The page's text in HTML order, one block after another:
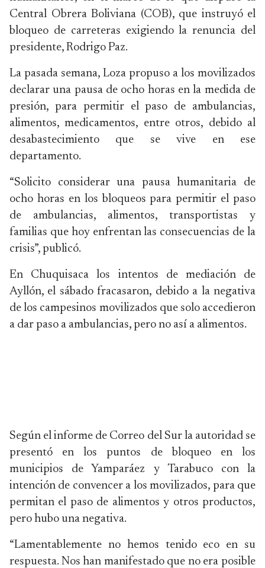
Central Obrera Boliviana (COB), que instruyó el
bloqueo de carreteras exigiendo la renuncia del
presidente, Rodrigo Paz.
La pasada semana, Loza propuso a los movilizados
declarar una pausa de ocho horas en la medida de
presión, para permitir el paso de ambulancias,
alimentos, medicamentos, entre otros, debido al
desabastecimiento que se vive en ese
departamento.
“Solicito considerar una pausa humanitaria de
ocho horas en los bloqueos para permitir el paso
de ambulancias, alimentos, transportistas y
familias que hoy enfrentan las consecuencias de la
crisis”, publicó.
En Chuquisaca los intentos de mediación de
Ayllón, el sábado fracasaron, debido a la negativa
de los campesinos movilizados que solo accedieron
a dar paso a ambulancias, pero no así a alimentos.
Según el informe de Correo del Sur la autoridad se
presentó en los puntos de bloqueo en los
municipios de Yamparáez y Tarabuco con la
intención de convencer a los movilizados, para que
permitan el paso de alimentos y otros productos,
pero hubo una negativa.
“Lamentablemente no hemos tenido eco en su
respuesta. Nos han manifestado que no era posible